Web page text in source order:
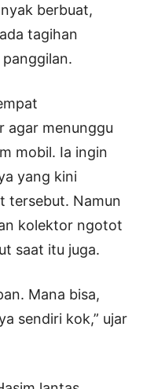
berbuat,
tagihan
agar menunggu
mobil. Ia ingin
yang kini
tersebut. Namun
kolektor ngotot
saat itu juga.
Mana bisa,
sendiri kok,” ujar